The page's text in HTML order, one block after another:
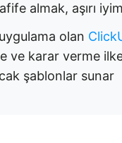
almak, aşırı
olan
ve karar verme
şablonlar sunar